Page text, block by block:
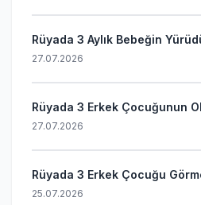
Rüyada 3 Aylık Bebeğin
27.07.2026
Rüyada 3 Erkek Çocuğunun
27.07.2026
Rüyada 3 Erkek Çocuğu
25.07.2026